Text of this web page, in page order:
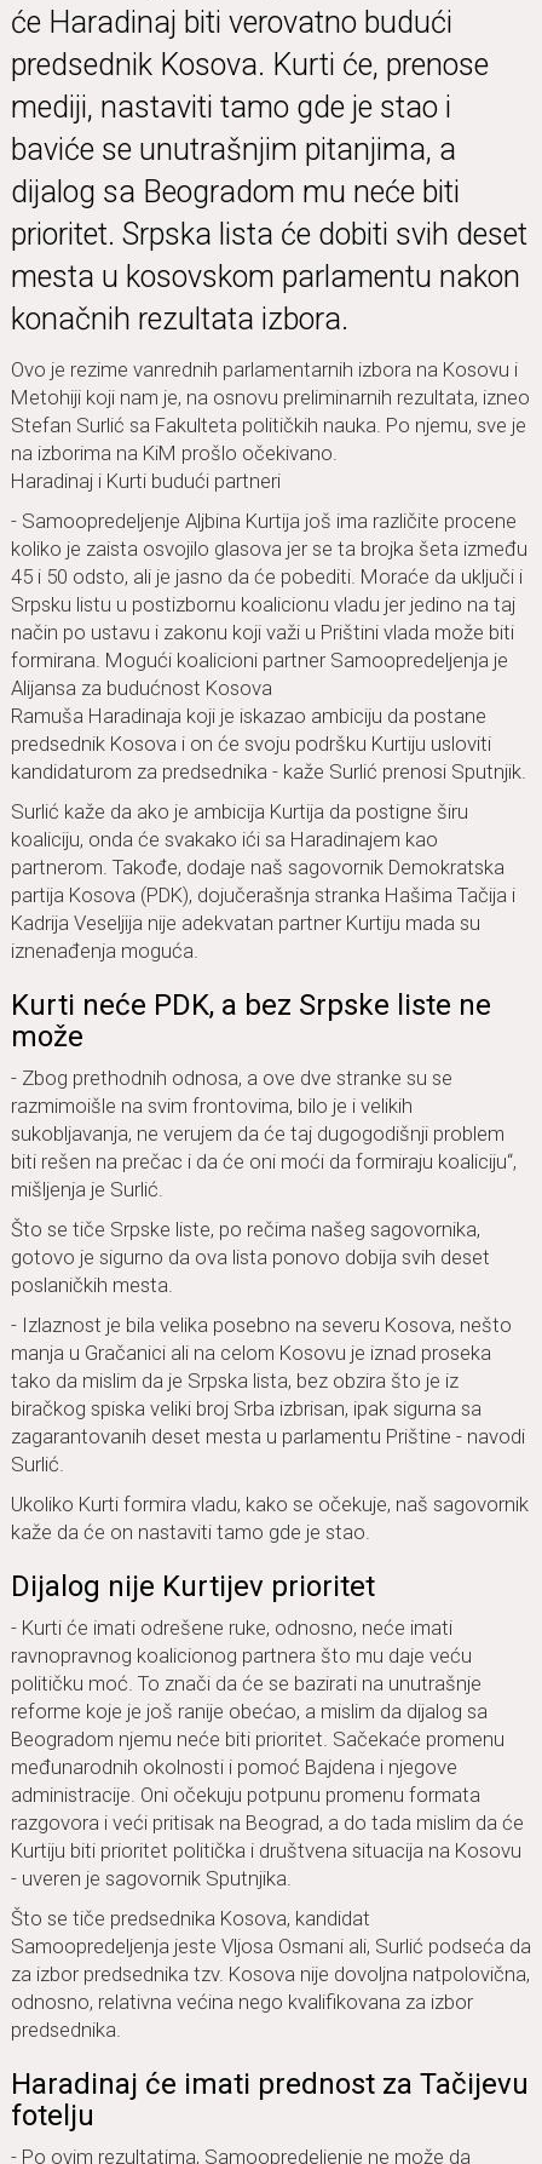
će Haradinaj biti verovatno budući
predsednik Kosova. Kurti će, prenose
mediji, nastaviti tamo gde je stao i
baviće se unutrašnjim pitanjima, a
dijalog sa Beogradom mu neće biti
prioritet. Srpska lista će dobiti svih deset
mesta u kosovskom parlamentu nakon
konačnih rezultata izbora.
Ovo je rezime vanrednih parlamentarnih izbora na Kosovu i
Metohiji koji nam je, na osnovu preliminarnih rezultata, izneo
Stefan Surlić sa Fakulteta političkih nauka. Po njemu, sve je
na izborima na KiM prošlo očekivano.
Haradinaj i Kurti budući partneri
- Samoopredeljenje Aljbina Kurtija još ima različite procene
koliko je zaista osvojilo glasova jer se ta brojka šeta između
45 i 50 odsto, ali je jasno da će pobediti. Moraće da uključi i
Srpsku listu u postizbornu koalicionu vladu jer jedino na taj
način po ustavu i zakonu koji važi u Prištini vlada može biti
formirana. Mogući koalicioni partner Samoopredeljenja je
Alijansa za budućnost Kosova
Ramuša Haradinaja koji je iskazao ambiciju da postane
predsednik Kosova i on će svoju podršku Kurtiju usloviti
kandidaturom za predsednika - kaže Surlić prenosi Sputnjik.
Surlić kaže da ako je ambicija Kurtija da postigne širu
koaliciju, onda će svakako ići sa Haradinajem kao
partnerom. Takođe, dodaje naš sagovornik Demokratska
partija Kosova (PDK), dojučerašnja stranka Hašima Tačija i
Kadrija Veseljija nije adekvatan partner Kurtiju mada su
iznenađenja moguća.
Kurti neće PDK, a bez Srpske liste ne
može
- Zbog prethodnih odnosa, a ove dve stranke su se
razmimoišle na svim frontovima, bilo je i velikih
sukobljavanja, ne verujem da će taj dugogodišnji problem
biti rešen na prečac i da će oni moći da formiraju koaliciju“,
mišljenja je Surlić.
Što se tiče Srpske liste, po rečima našeg sagovornika,
gotovo je sigurno da ova lista ponovo dobija svih deset
poslaničkih mesta.
- Izlaznost je bila velika posebno na severu Kosova, nešto
manja u Gračanici ali na celom Kosovu je iznad proseka
tako da mislim da je Srpska lista, bez obzira što je iz
biračkog spiska veliki broj Srba izbrisan, ipak sigurna sa
zagarantovanih deset mesta u parlamentu Prištine - navodi
Surlić.
Ukoliko Kurti formira vladu, kako se očekuje, naš sagovornik
kaže da će on nastaviti tamo gde je stao.
Dijalog nije Kurtijev prioritet
- Kurti će imati odrešene ruke, odnosno, neće imati
ravnopravnog koalicionog partnera što mu daje veću
političku moć. To znači da će se bazirati na unutrašnje
reforme koje je još ranije obećao, a mislim da dijalog sa
Beogradom njemu neće biti prioritet. Sačekaće promenu
međunarodnih okolnosti i pomoć Bajdena i njegove
administracije. Oni očekuju potpunu promenu formata
razgovora i veći pritisak na Beograd, a do tada mislim da će
Kurtiju biti prioritet politička i društvena situacija na Kosovu
- uveren je sagovornik Sputnjika.
Što se tiče predsednika Kosova, kandidat
Samoopredeljenja jeste Vljosa Osmani ali, Surlić podseća da
za izbor predsednika tzv. Kosova nije dovoljna natpolovična,
odnosno, relativna većina nego kvalifikovana za izbor
predsednika.
Haradinaj će imati prednost za Tačijevu
fotelju
- Po ovim rezultatima, Samoopredeljenje ne može da